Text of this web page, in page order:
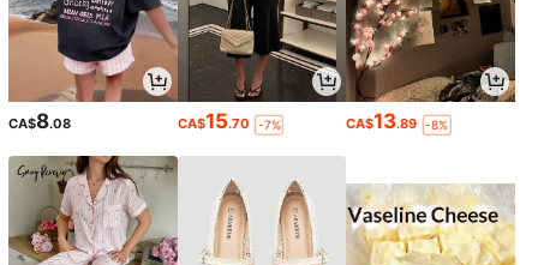
CA$8.08 CA$15.70 -7% CA$13.89 -8%